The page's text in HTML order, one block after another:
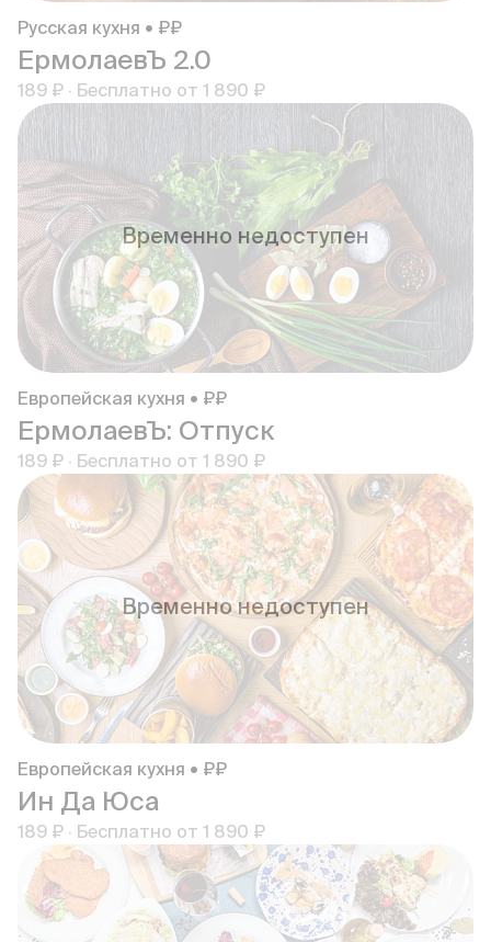
Русская кухня • ₽₽
ЕрмолаевЪ 2.0
189 ₽ · Бесплатно от 1 890 ₽
Временно недоступен
Европейская кухня • ₽₽
ЕрмолаевЪ: Отпуск
189 ₽ · Бесплатно от 1 890 ₽
Временно недоступен
Европейская кухня • ₽₽
Ин Да Юса
189 ₽ · Бесплатно от 1 890 ₽